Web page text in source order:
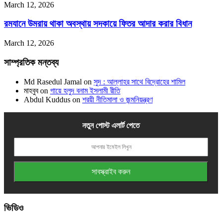
March 12, 2026
রমযানে উমরায় থাকা অবস্থায় সদকায়ে ফিতর আদার করার বিধান
March 12, 2026
সাম্প্রতিক মন্তব্য
Md Rasedul Jamal on সুদ : আল্লাহর সাথে বিদ্রোহের শামিল
মাহবুবon গায়ে হলুদ বনাম ইসলামী রীতি
Abdul Kuddus on শরয়ী নীতিমালা ও জন্মনিয়ন্ত্রণ
নতুন পোস্ট এলার্ট পেতে
ভিডিও